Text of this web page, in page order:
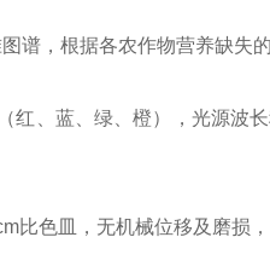
，根据各农作物营养缺失
、蓝、绿、橙），光源波长
色皿，无机械位移及磨损